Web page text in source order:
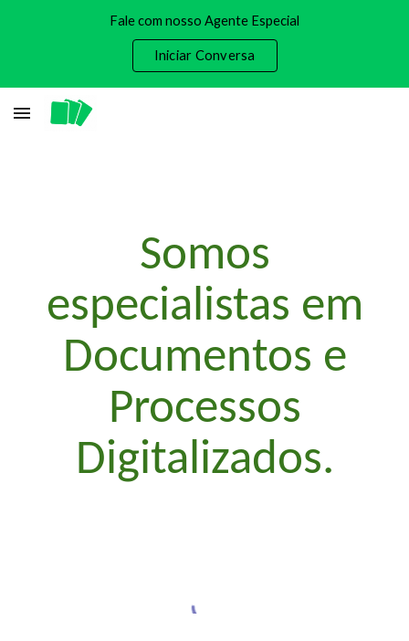
Fale com nosso Agente Especial
Iniciar Conversa
Somos
especialistas em
Documentos e
Processos
Digitalizados.